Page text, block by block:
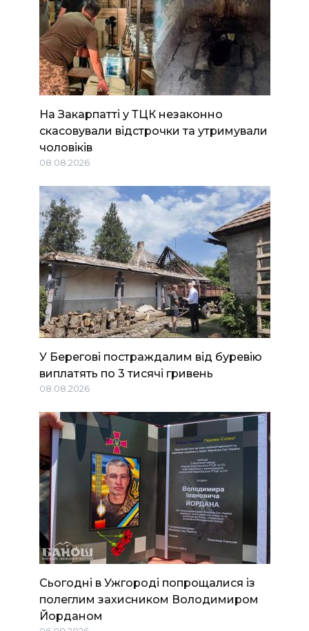
На Закарпатті у ТЦК незаконно
скасовували відстрочки та утримували
чоловіків
08.08.2026
У Берегові постраждалим від буревію
виплатять по 3 тисячі гривень
08.08.2026
Сьогодні в Ужгороді попрощалися із
полеглим захисником Володимиром
Йорданом